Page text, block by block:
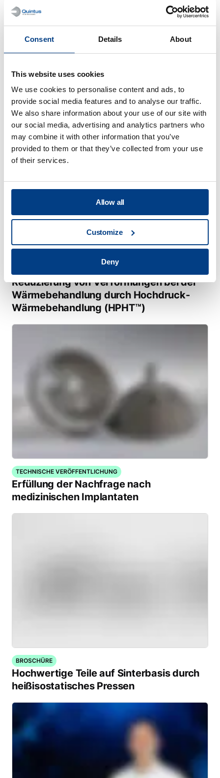
Consent Details About
This website uses cookies
We use cookies to personalise content and ads, to
provide social media features and to analyse our traffic.
We also share information about your use of our site with
our social media, advertising and analytics partners who
may combine it with other information that you’ve
provided to them or that they’ve collected from your use
of their services.
Allow all
Customize
Deny
Heißisostatisches Pressen (HIP) für die
additive Fertigung mit Metallen
Reduzierung von Verformungen bei der
Wärmebehandlung durch Hochdruck-
Wärmebehandlung (HPHT™)
TECHNISCHE VERÖFFENTLICHUNG
Erfüllung der Nachfrage nach
medizinischen Implantaten
BROSCHÜRE
Hochwertige Teile auf Sinterbasis durch
heißisostatisches Pressen